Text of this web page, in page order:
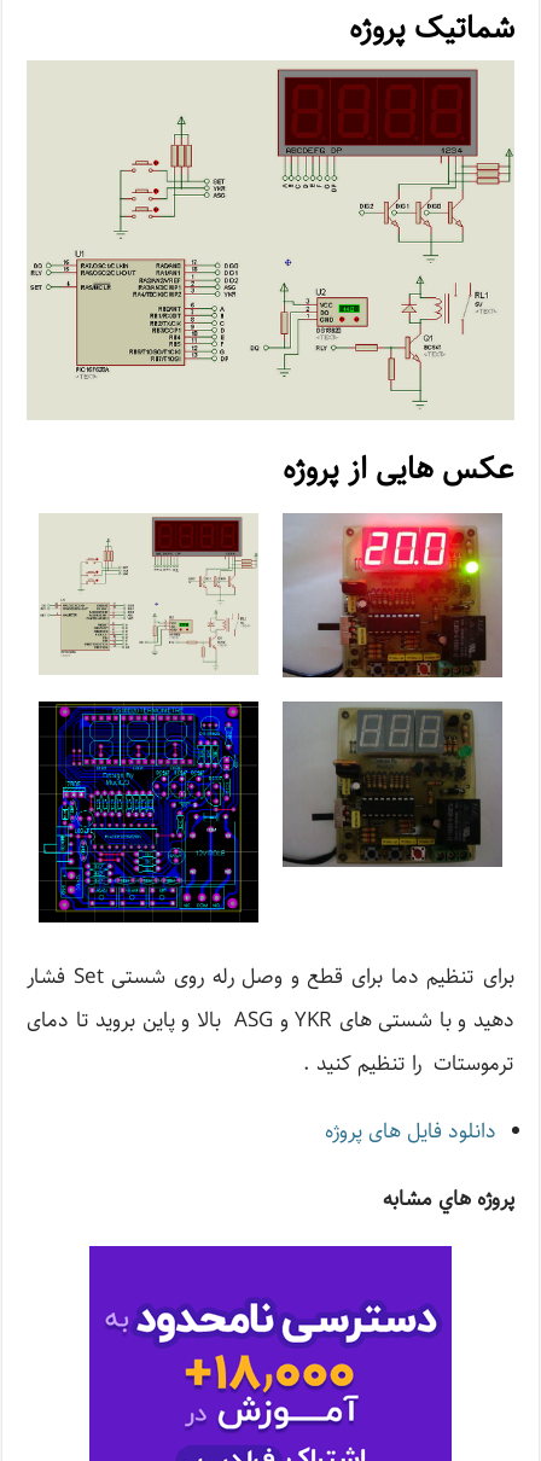
شماتیک پروژه
عکس هایی از پروژه
برای تنظیم دما برای قطع و وصل رله روی شستی Set فشار
دهید و با شستی های YKR و ASG بالا و پاین بروید تا دمای
ترموستات را تنظیم کنید .
دانلود فایل های پروژه
پروژه هاي مشابه